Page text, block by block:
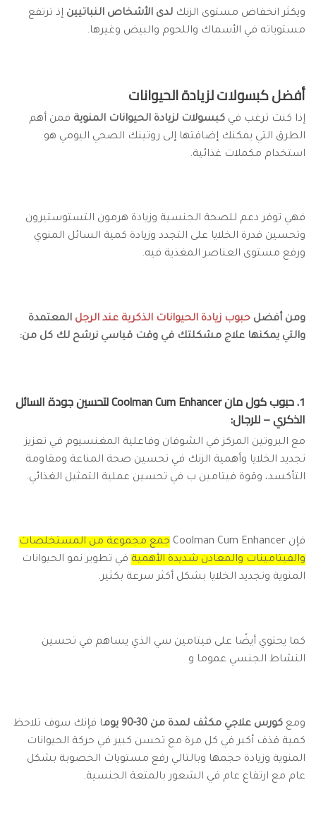
ويكثر انخفاض مستوى الزنك لدى الأشخاص النباتيين إذ ترتفع
مستوياته في الأسماك واللحوم والبيض وغيرها.
أفضل كبسولات لزيادة الحيوانات
إذا كنت ترغب في كبسولات لزيادة الحيوانات المنوية فمن أهم
الطرق التي يمكنك إضافتها إلى روتينك الصحي اليومي هو
استخدام مكملات غذائية.
فهي توفر دعم للصحة الجنسية وزيادة هرمون التستوستيرون
وتحسين قدرة الخلايا على التجدد وزيادة كمية السائل المنوي
ورفع مستوى العناصر المغذية فيه.
ومن أفضل حبوب زيادة الحيوانات الذكرية عند الرجل المعتمدة
والتي يمكنها علاج مشكلتك في وقت قياسي نرشح لك كل من:
1. حبوب كول مان Coolman Cum Enhancer لتحسين جودة السائل
الذكري – للرجال:
مع البروتين المركز في الشوفان وفاعلية المغنسيوم في تعزيز
تجديد الخلايا وأهمية الزنك في تحسين صحة المناعة ومقاومة
التأكسد، وقوة فيتامين ب في تحسين عملية التمثيل الغذائي.
فإن Coolman Cum Enhancer
جمع مجموعة من المستخلصات
والفيتامينات والمعادن شديدة الأهمية في تطوير نمو الحيوانات
المنوية وتجديد الخلايا بشكل أكثر سرعة بكثير.
كما يحتوي أيضًا على فيتامين سي الذي يساهم في تحسين
النشاط الجنسي عموما و
ومع كورس علاجي مكثف لمدة من 30-90 يوم
ا فإنك سوف تلاحظ
كمية قذف أكبر في كل مرة مع تحسن كبير في حركة الحيوانات
المنوية وزيادة حجمها وبالتالي رفع مستويات الخصوبة بشكل
عام مع ارتفاع عام في الشعور بالمتعة الجنسية.